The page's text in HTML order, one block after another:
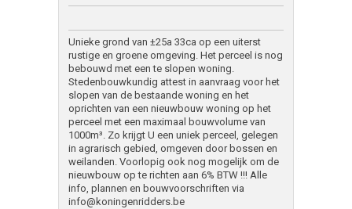
Unieke grond van ±25a 33ca op een uiterst
rustige en groene omgeving. Het perceel is nog
bebouwd met een te slopen woning.
Stedenbouwkundig attest in aanvraag voor het
slopen van de bestaande woning en het
oprichten van een nieuwbouw woning op het
perceel met een maximaal bouwvolume van
1000m³. Zo krijgt U een uniek perceel, gelegen
in agrarisch gebied, omgeven door bossen en
weilanden. Voorlopig ook nog mogelijk om de
nieuwbouw op te richten aan 6% BTW !!! Alle
info, plannen en bouwvoorschriften via
info@koningenridders.be